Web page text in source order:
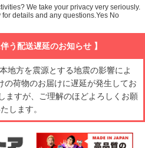
う配送遅延のお知らせ 】
地方を震源とする地震の影響によ
の荷物のお届けに遅延が発生してお
ますが、ご理解のほどよろしくお願
します。
We take your privacy very seriously.
details and any questions.Yes No